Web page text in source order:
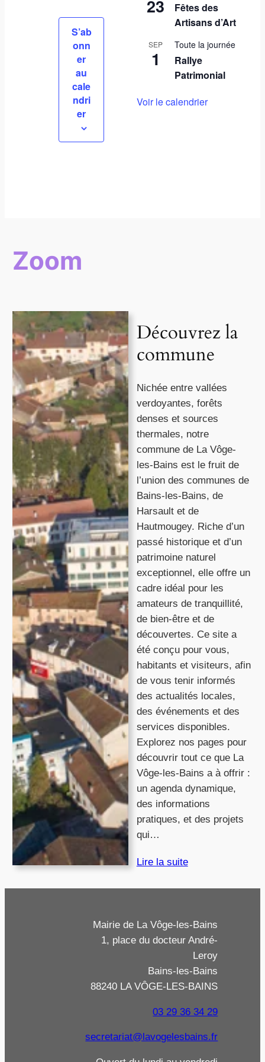
s
S’ab
onn
er
au
cale
ndri
er
23
Fêtes des
Artisans d’Art
SEP
1
Toute la journée
Rallye
Patrimonial
Voir le calendrier
Zoom
Découvrez la
commune
Nichée entre vallées
verdoyantes, forêts
denses et sources
thermales, notre
commune de La Vôge-
les-Bains est le fruit de
l’union des communes de
Bains-les-Bains, de
Harsault et de
Hautmougey. Riche d’un
passé historique et d’un
patrimoine naturel
exceptionnel, elle offre un
cadre idéal pour les
amateurs de tranquillité,
de bien-être et de
découvertes. Ce site a
été conçu pour vous,
habitants et visiteurs, afin
de vous tenir informés
des actualités locales,
des événements et des
services disponibles.
Explorez nos pages pour
découvrir tout ce que La
Vôge-les-Bains a à offrir :
un agenda dynamique,
des informations
pratiques, et des projets
qui…
Lire la suite
Mairie de La Vôge-les-Bains
1, place du docteur André-
Leroy
Bains-les-Bains
88240 LA VÔGE-LES-BAINS
03 29 36 34 29
secretariat@lavogelesbains.fr